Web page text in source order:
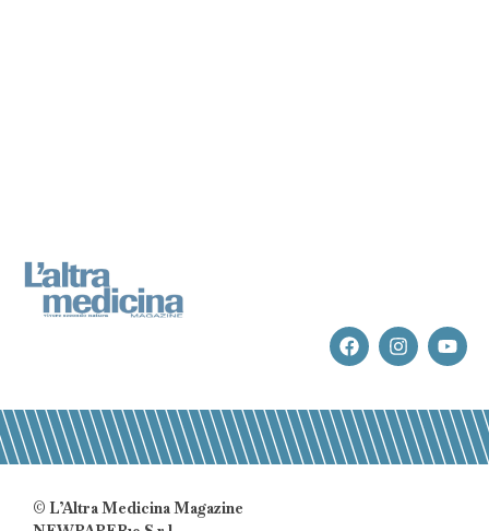
© L’Altra Medicina Magazine